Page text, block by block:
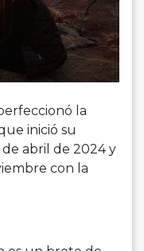
la
inició su
abril de 2024 y
con la